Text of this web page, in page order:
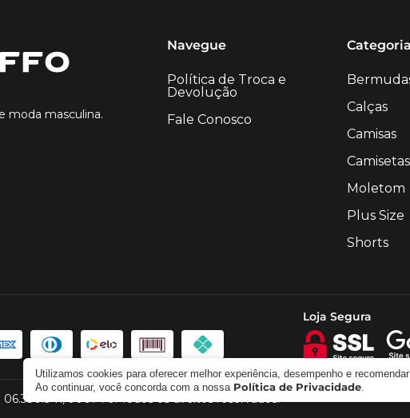
moda masculina.
Navegue
Política de Troca e
Devolução
Fale Conosco
Calças
Camisas
Camisetas
Moletom
Plus Size
Shorts
Loja Segura
0001-70. Todos os direitos reservados.
Utilizamos cookies para oferecer melhor experiência, desempenho e
Ao continuar, você concorda com a nossa Política de Privacidade.